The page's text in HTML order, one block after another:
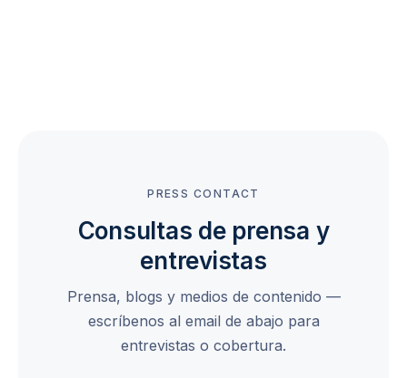
PRESS CONTACT
Consultas de prensa y
entrevistas
Prensa, blogs y medios de contenido —
escríbenos al email de abajo para
entrevistas o cobertura.